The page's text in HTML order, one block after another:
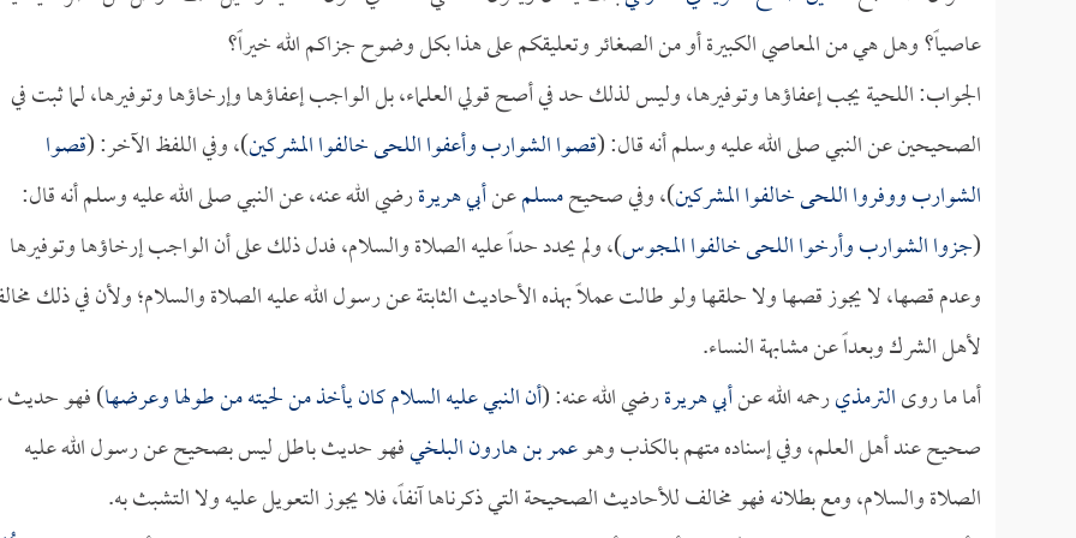
عاصياً؟ وهل هي من المعاصي الكبيرة أو من الصغائر وتعليقكم على هذا بكل وضوح جزاكم الله خيراً؟
الجواب: اللحية يجب إعفاؤها وتوفيرها، وليس لذلك حد في أصح قولي العلماء، بل الواجب إعفاؤها وإرخاؤها وتوفيرها، لما ثبت في
الصحيحين عن النبي صلى الله عليه وسلم أنه قال: (قصوا الشوارب وأعفوا اللحى خالفوا المشركين)، وفي اللفظ الآخر: (قصوا
الشوارب ووفروا اللحى خالفوا المشركين)، وفي صحيحمسلمعنأبي هريرةرضي الله عنه، عن النبي صلى الله عليه وسلم أنه قال:
(جزوا الشوارب وأرخوا اللحى خالفوا المجوس)، ولم يحدد حداً عليه الصلاة والسلام، فدل ذلك على أن الواجب إرخاؤها وتوفيرها
وعدم قصها، لا يجوز قصها ولا حلقها ولو طالت عملاً بهذه الأحاديث الثابتة عن رسول الله عليه الصلاة والسلام؛ ولأن في ذلك
لأهل الشرك وبعداً عن مشابهة النساء.
أما ما روىالترمذيرحمه الله عنأبي هريرةرضي الله عنه: (أن النبي عليه السلام كان يأخذ من لحيته من طولها وعرضها) فهو حديث
صحيح عند أهل العلم، وفي إسناده متهم بالكذب وهوعمر بن هارون البلخيفهو حديث باطل ليس بصحيح عن رسول الله عليه
الصلاة والسلام، ومع بطلانه فهو مخالف للأحاديث الصحيحة التي ذكرناها آنفاً، فلا يجوز التعويل عليه ولا التشبث به.